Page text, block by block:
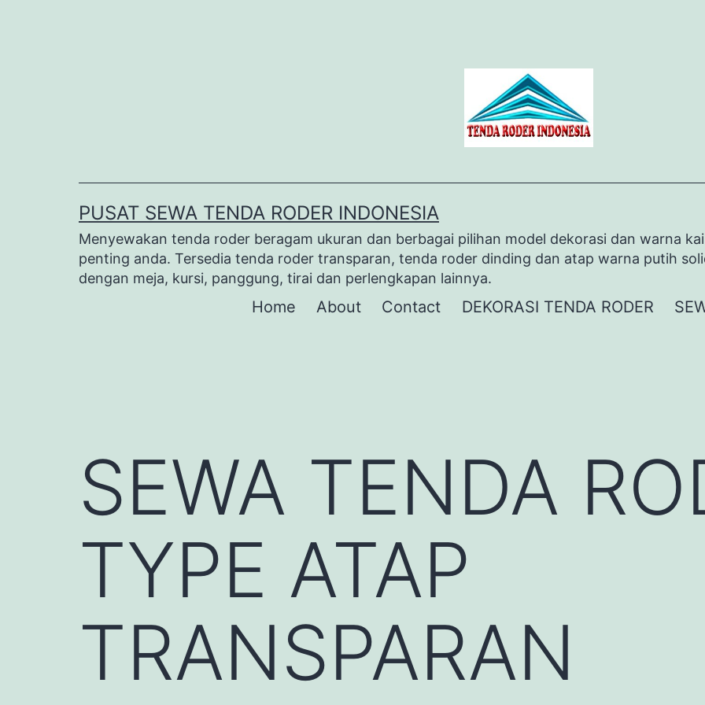
PUSAT SEWA TENDA RODER INDONESIA
Menyewakan tenda roder beragam ukuran dan berbagai pilihan model dekorasi dan warna
penting anda. Tersedia tenda roder transparan, tenda roder dinding dan atap warna putih
dengan meja, kursi, panggung, tirai dan perlengkapan lainnya.
Home About Contact DEKORASI TENDA RODER
SEWA TENDA
TYPE ATAP
TRANSPARAN